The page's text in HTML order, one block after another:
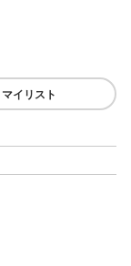
マイリスト